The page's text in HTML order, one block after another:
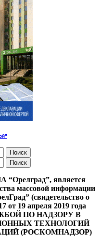
“Орелград”, является
массовой информации
(свидетельство о
19 апреля 2019 года
ПО НАДЗОРУ В
ТЕХНОЛОГИЙ
(РОСКОМНАДЗОР)